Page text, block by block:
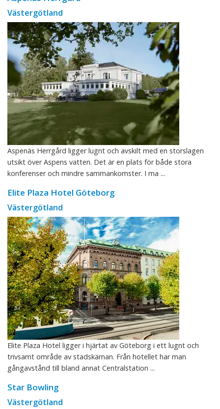
Västergötland
Aspenäs Herrgård ligger lugnt och avskilt med en storslagen
utsikt över Aspens vatten. Det är en plats för både stora
konferenser och mindre sammankomster. I ma ...
Elite Plaza Hotel Göteborg
Västergötland
Elite Plaza Hotel ligger i hjärtat av Göteborg i ett lugnt och
trivsamt område av stadskärnan. Från hotellet har man
gångavstånd till bland annat Centralstation ...
Star Bowling
Västergötland